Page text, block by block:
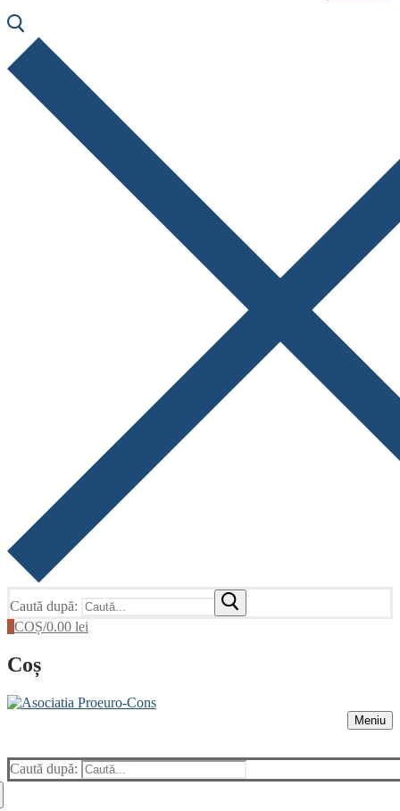
Caută după:
0COȘ/0.00 lei
Coș
Meniu
Caută după: